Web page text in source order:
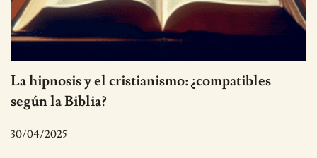
La hipnosis y el cristianismo: ¿compatibles
según la Biblia?
30/04/2025